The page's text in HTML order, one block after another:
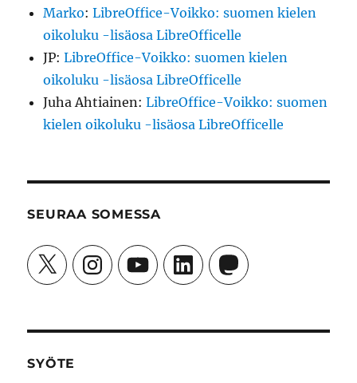
Marko:LibreOffice-Voikko: suomen kielen
oikoluku -lisäosa LibreOfficelle
JP:LibreOffice-Voikko: suomen kielen
oikoluku -lisäosa LibreOfficelle
Juha Ahtiainen:LibreOffice-Voikko: suomen
kielen oikoluku -lisäosa LibreOfficelle
SEURAA SOMESSA
X InstagramYouTubeLinkedInMastodon
SYÖTE